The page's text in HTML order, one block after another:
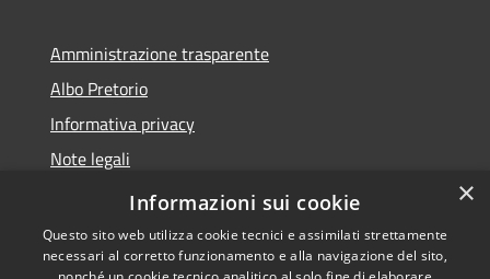
Amministrazione trasparente
Albo Pretorio
Informativa privacy
Note legali
Dichiarazione di accessibilità
×
Informazioni sui cookie
Questo sito web utilizza cookie tecnici e assimilati strettamente
necessari al corretto funzionamento e alla navigazione del sito,